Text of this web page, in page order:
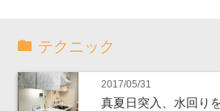
テクニック
2017/05/31
真夏日突入、水回り